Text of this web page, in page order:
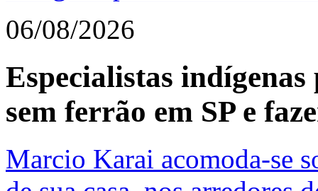
06/08/2026
Especialistas
sem ferrão em SP e
Marcio Karai acomoda-se